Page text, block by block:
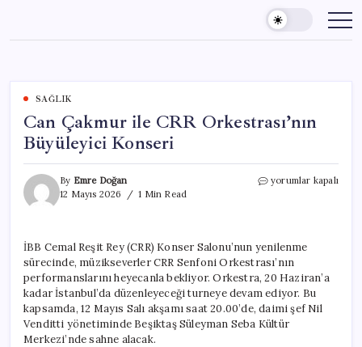
content
SAĞLIK
Can Çakmur ile CRR Orkestrası’nın
Büyüleyici Konseri
By Emre Doğan
12 Mayıs 2026
1 Min Read
Can
Büyüleyici
Konseri
için
yorumlar kapalı
İBB Cemal Reşit Rey (CRR) Konser Salonu’nun yenilenme
sürecinde, müzikseverler CRR Senfoni Orkestrası’nın
performanslarını heyecanla bekliyor. Orkestra, 20 Haziran’a
kadar İstanbul’da düzenleyeceği turneye devam ediyor. Bu
kapsamda, 12 Mayıs Salı akşamı saat 20.00’de, daimi şef Nil
Venditti yönetiminde Beşiktaş Süleyman Seba Kültür
Merkezi’nde sahne alacak.